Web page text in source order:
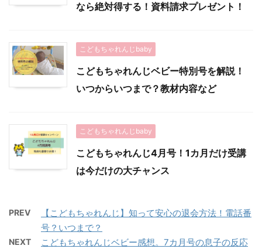
なら絶対得する！資料請求プレゼント！
こどもちゃれんじbaby
こどもちゃれんじベビー特別号を解説！
いつからいつまで？教材内容など
こどもちゃれんじbaby
こどもちゃれんじ4月号！1カ月だけ受講
は今だけの大チャンス
PREV
【こどもちゃれんじ】知って安心の退会方法！電話番
号？いつまで？
NEXT
こどもちゃれんじベビー感想。7カ月号の息子の反応